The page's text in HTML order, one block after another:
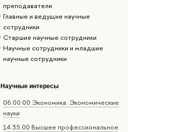
преподаватели
Главные и ведущие научные
сотрудники
Старшие научные сотрудники
Научные сотрудники и младшие
научные сотрудники
Научные интересы
06.00.00 Экономика. Экономические
науки
14.35.00 Высшее профессиональное